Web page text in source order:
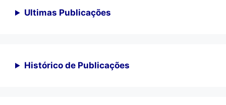
Ultimas Publicações
Histórico de Publicações